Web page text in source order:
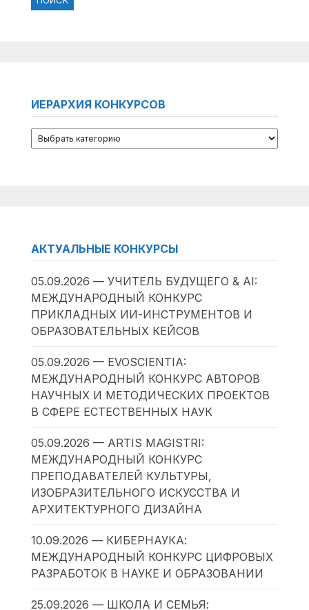
ИЕРАРХИЯ КОНКУРСОВ
АКТУАЛЬНЫЕ КОНКУРСЫ
05.09.2026 — УЧИТЕЛЬ БУДУЩЕГО & AI:
МЕЖДУНАРОДНЫЙ КОНКУРС
ПРИКЛАДНЫХ ИИ-ИНСТРУМЕНТОВ И
ОБРАЗОВАТЕЛЬНЫХ КЕЙСОВ
05.09.2026 — EVOSCIENTIA:
МЕЖДУНАРОДНЫЙ КОНКУРС АВТОРОВ
НАУЧНЫХ И МЕТОДИЧЕСКИХ ПРОЕКТОВ
В СФЕРЕ ЕСТЕСТВЕННЫХ НАУК
05.09.2026 — ARTIS MAGISTRI:
МЕЖДУНАРОДНЫЙ КОНКУРС
ПРЕПОДАВАТЕЛЕЙ КУЛЬТУРЫ,
ИЗОБРАЗИТЕЛЬНОГО ИСКУССТВА И
АРХИТЕКТУРНОГО ДИЗАЙНА
10.09.2026 — КИБЕРНАУКА:
МЕЖДУНАРОДНЫЙ КОНКУРС ЦИФРОВЫХ
РАЗРАБОТОК В НАУКЕ И ОБРАЗОВАНИИ
25.09.2026 — ШКОЛА И СЕМЬЯ: